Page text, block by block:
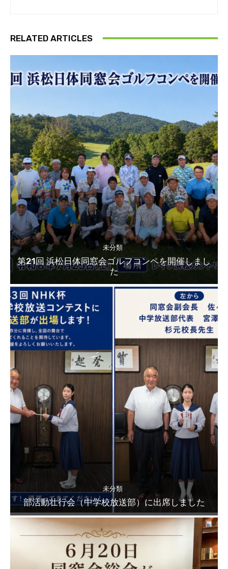
RELATED ARTICLES
未分類
第21回 浜松日体同窓会ゴルフコンペを開催しまし
た
未分類
部活動壮行会（中学校放送部）に出席しました